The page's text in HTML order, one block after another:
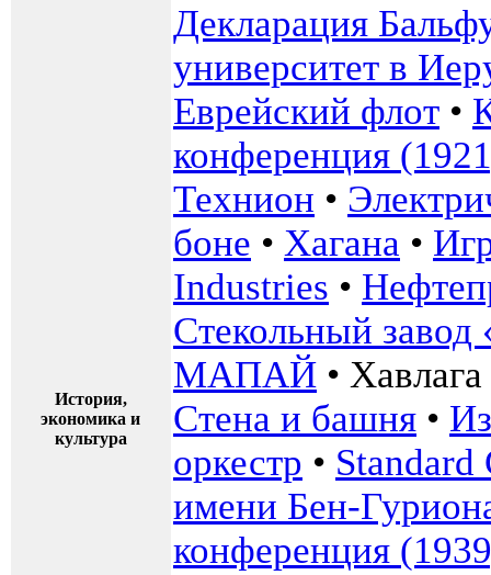
История,
экономика и
культура
Декларация
университет в
Еврейский флот •
конференция
Технион •
боне • Хагана •
Industries •
Стекольный
МАПАЙ • Хавлага
Стена и башня •
оркестр • Standard
имени Бен-
конференция